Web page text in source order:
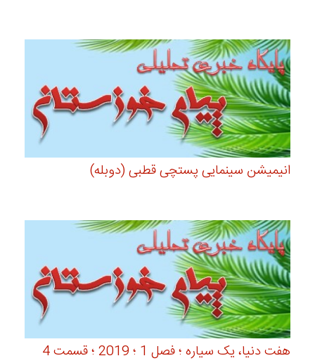
انیمیشن سینمایی پستچی قطبی (دوبله)
هفت دنیا، یک سیاره ؛ فصل 1 ؛ 2019 ؛ قسمت 4